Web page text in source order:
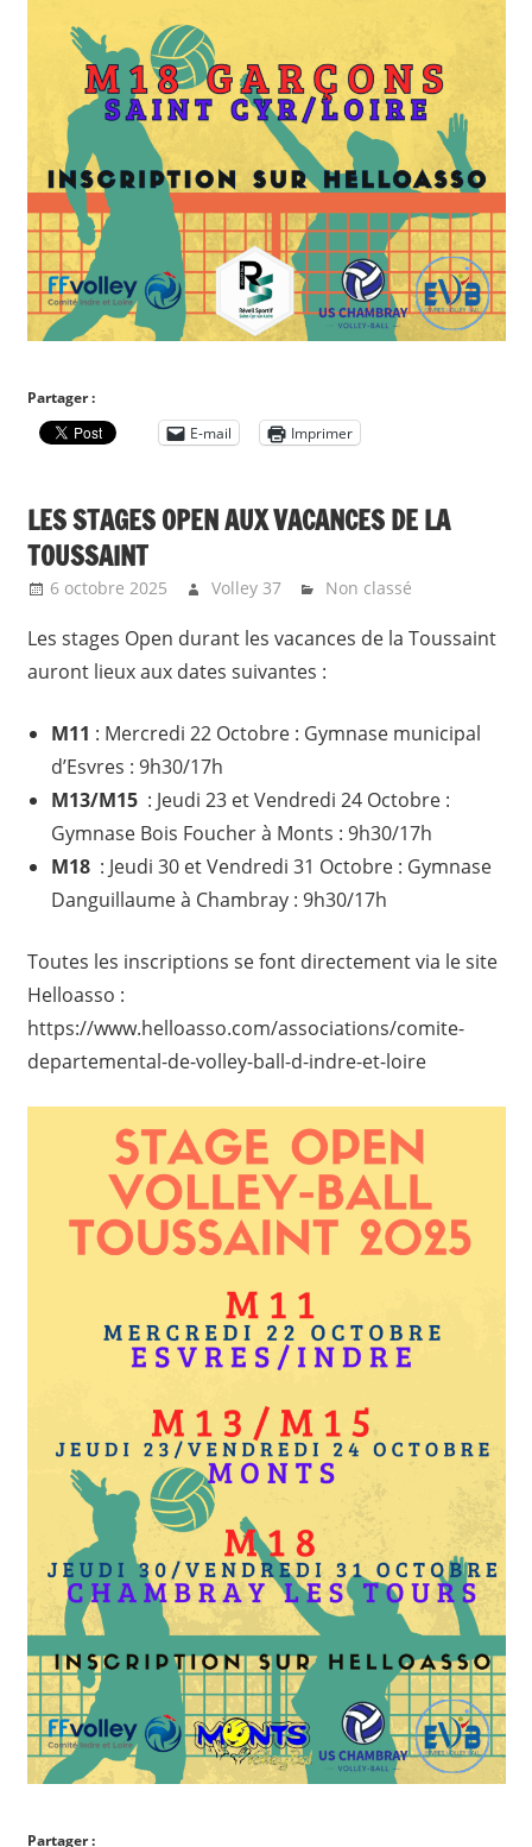
Partager :
E-mail
Imprimer
LES STAGES OPEN AUX VACANCES DE LA
TOUSSAINT
6 octobre 2025 Volley 37 Non classé
Les stages Open durant les vacances de la Toussaint
auront lieux aux dates suivantes :
M11 : Mercredi 22 Octobre : Gymnase municipal
d’Esvres : 9h30/17h
M13/M15 : Jeudi 23 et Vendredi 24 Octobre :
Gymnase Bois Foucher à Monts : 9h30/17h
M18 : Jeudi 30 et Vendredi 31 Octobre : Gymnase
Danguillaume à Chambray : 9h30/17h
Toutes les inscriptions se font directement via le site
Helloasso :
https://www.helloasso.com/associations/comite-
departemental-de-volley-ball-d-indre-et-loire
Partager :